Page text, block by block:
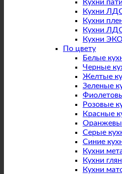
Кухни
Кухни
Кухни
Кухни
Кухни
По цвету
Белые
Черные
Желтые
Зеленые
Розовые
Красные
Серые
Синие
Кухни
Кухни
Кухни